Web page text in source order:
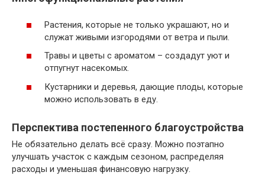
Растения, которые не только украшают, но и
служат живыми изгородями от ветра и пыли.
Травы и цветы с ароматом – создадут уют и
отпугнут насекомых.
Кустарники и деревья, дающие плоды, которые
можно использовать в еду.
Перспектива постепенного благоустройства
Не обязательно делать всё сразу. Можно поэтапно
улучшать участок с каждым сезоном, распределяя
расходы и уменьшая финансовую нагрузку.